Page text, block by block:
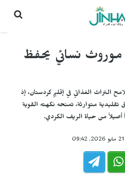
موروث نسائي يحفظ
التراث الغذائي في إقليم كردستان، إذ
تقليدية متوارثة، تمنحه نكهته القوية
أصيلاً من حياة الريف الكردي.